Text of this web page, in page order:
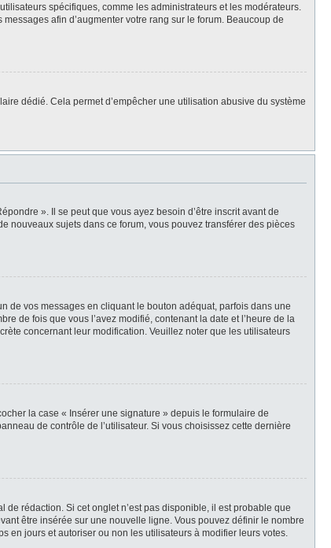
spécifiques, comme les administrateurs et les modérateurs.
afin d’augmenter votre rang sur le forum. Beaucoup de
dédié. Cela permet d’empêcher une utilisation abusive du système
». Il se peut que vous ayez besoin d’être inscrit avant de
nouveaux sujets dans ce forum, vous pouvez transférer des pièces
de vos messages en cliquant le bouton adéquat, parfois dans une
de fois que vous l’avez modifié, contenant la date et l’heure de la
concernant leur modification. Veuillez noter que les utilisateurs
la case « Insérer une signature » depuis le formulaire de
de contrôle de l’utilisateur. Si vous choisissez cette dernière
rédaction. Si cet onglet n’est pas disponible, il est probable que
être insérée sur une nouvelle ligne. Vous pouvez définir le nombre
en jours et autoriser ou non les utilisateurs à modifier leurs votes.